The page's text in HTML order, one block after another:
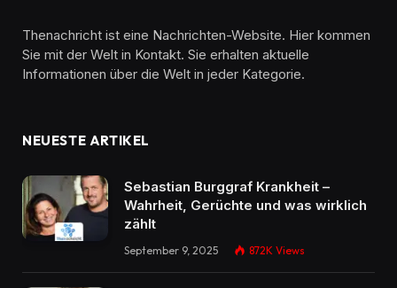
Thenachricht ist eine Nachrichten-Website. Hier kommen
Sie mit der Welt in Kontakt. Sie erhalten aktuelle
Informationen über die Welt in jeder Kategorie.
NEUESTE ARTIKEL
Sebastian Burggraf Krankheit –
Wahrheit, Gerüchte und was wirklich
zählt
September 9, 2025 872K Views